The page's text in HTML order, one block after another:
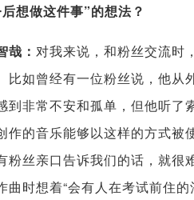
想做这件事”的想法？
哉： 对我来说，和粉丝交流时
比如曾经有一位粉丝说，他从
到非常不安和孤单，但他听
作的音乐能够以这样的方式被
粉丝亲口告诉我们的话，就很
曲时想着“会有人在考试前住